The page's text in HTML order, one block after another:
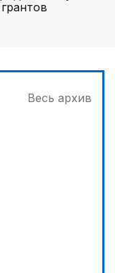
Весь архив